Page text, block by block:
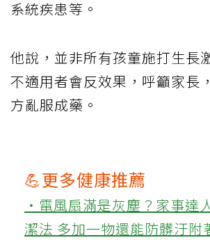
系統疾患等。
他說，並非所有孩童施打生長
不適用者會反效果，呼籲家長
方亂服成藥。
💪更多健康推薦
‧電風扇滿是灰塵？家事達
潔法 多加一物還能防髒汙附